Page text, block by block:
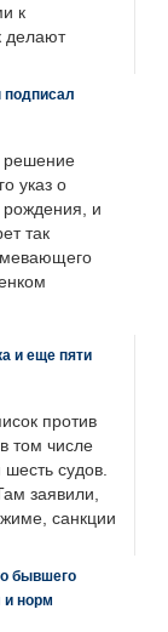
к
делают
подписал
решение
указ о
рождения, и
так
и еще пяти
против
том числе
судов.
заявили,
санкции
бывшего
и норм